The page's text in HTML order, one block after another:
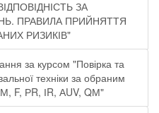
ЗА
ПРАВИЛА ПРИЙНЯТТЯ
РИЗИКІВ"
за курсом "Повірка та
техніки за обраним
F, РR, ІR, АUV, QМ"